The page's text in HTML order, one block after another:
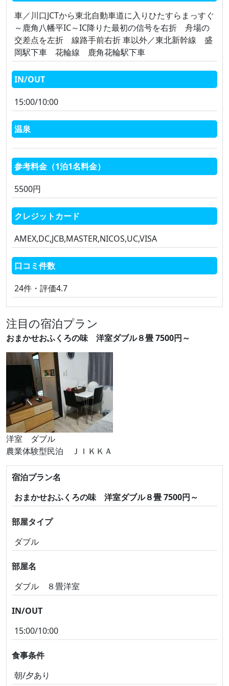
車／川口JCTから東北自動車道に入りひたすらまっすぐ
～鹿角八幡平IC～IC降りた最初の信号を右折 舟場の
交差点を左折 線路手前右折 車以外／東北新幹線 盛
岡駅下車 花輪線 鹿角花輪駅下車
IN/OUT
15:00/10:00
温泉
参考料金（1泊1名料金）
5500円
クレジットカード
AMEX,DC,JCB,MASTER,NICOS,UC,VISA
口コミ件数
24件・評価4.7
注目の宿泊プラン
おまかせおふくろの味 洋室ダブル８畳 7500円～
洋室 ダブル
農業体験型民泊 ＪＩＫＫＡ
宿泊プラン名
おまかせおふくろの味 洋室ダブル８畳 7500円～
部屋タイプ
ダブル
部屋名
ダブル ８畳洋室
IN/OUT
15:00/10:00
食事条件
朝/夕あり